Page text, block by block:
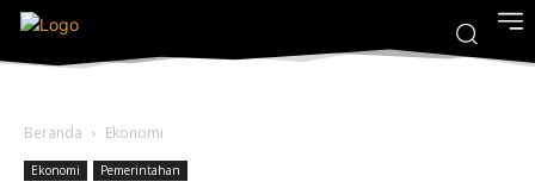
Beranda Ekonomi
Ekonomi Pemerintahan